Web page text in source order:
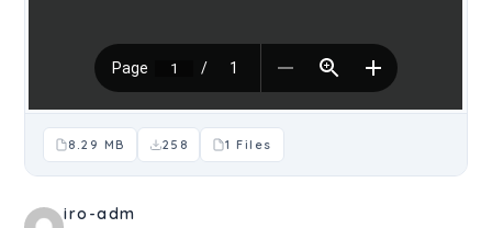
8.29 MB 258 1 Files
iro-adm